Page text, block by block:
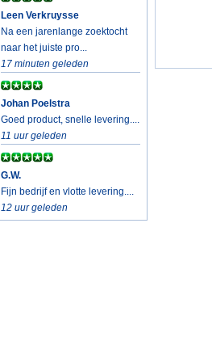
Leen Verkruysse
Na een jarenlange zoektocht
naar het juiste pro...
17 minuten geleden
Johan Poelstra
Goed product, snelle levering....
11 uur geleden
G.W.
Fijn bedrijf en vlotte levering....
12 uur geleden